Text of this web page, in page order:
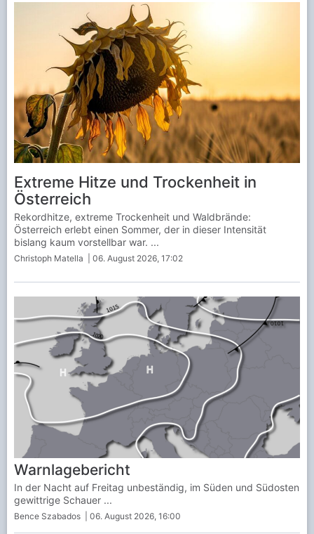
Extreme Hitze und Trockenheit in
Österreich
Christoph Matella | 06. August 2026, 17:02
Rekordhitze, extreme Trockenheit und Waldbrände:
Österreich erlebt einen Sommer, der in dieser Intensität
bislang kaum vorstellbar war. ...
Warnlagebericht
Bence Szabados | 06. August 2026, 16:00
In der Nacht auf Freitag unbeständig, im Süden und Südosten
gewittrige Schauer ...